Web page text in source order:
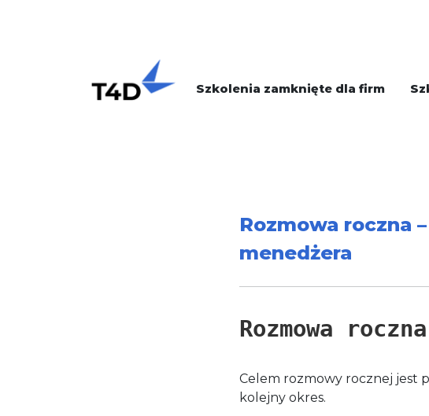
Szkolenia zamknięte dla firm
Rozmowa roczna
menedżera
Rozmowa
Celem rozmowy rocznej jest
kolejny okres.